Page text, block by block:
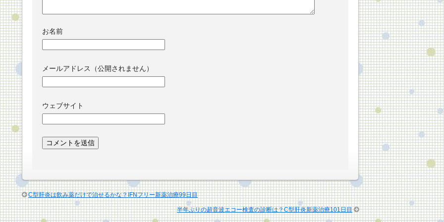
お名前
メールアドレス（公開されません）
ウェブサイト
C型肝炎は飲み薬だけで治せるかな？IFNフリー新薬治療99日目
半年ぶりの超音波エコー検査の診断は？C型肝炎新薬治療101日目